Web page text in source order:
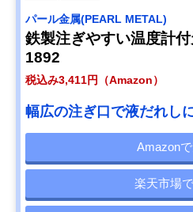
パール金属(PEARL METAL)
鉄製注ぎやすい温度計
1892
税込み3,411円（Amazon）
幅広の注ぎ口で液だれし
Amazon
楽天市場